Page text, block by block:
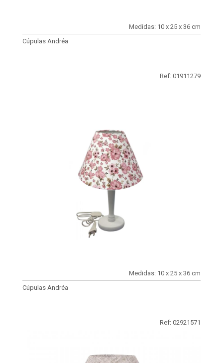
Medidas: 10 x 25 x 36 cm
Cúpulas Andréa
Ref: 01911279
Medidas: 10 x 25 x 36 cm
Cúpulas Andréa
Ref: 02921571